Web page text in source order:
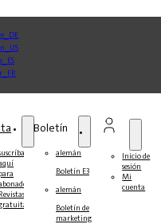
para
Revistas
Boletín
alemán
Boletín E3
alemán
Boletín de
marketing
Inicio de
sesión
Mi
cuenta